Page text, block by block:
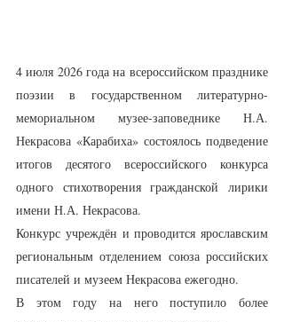
4 июля 2026 года на всероссийском празднике
поэзии в государственном литературно-
мемориальном музее-заповеднике Н.А.
Некрасова «Карабиха» состоялось подведение
итогов десятого всероссийского конкурса
одного стихотворения гражданской лирики
имени Н.А. Некрасова.
Конкурс учреждён и проводится ярославским
региональным отделением союза российских
писателей и музеем Некрасова ежегодно.
В этом году на него поступило более